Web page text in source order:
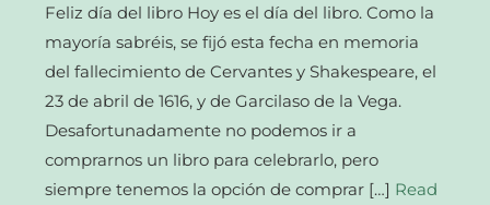
Feliz día del libro Hoy es el día del libro. Como la
mayoría sabréis, se fijó esta fecha en memoria
del fallecimiento de Cervantes y Shakespeare, el
23 de abril de 1616, y de Garcilaso de la Vega.
Desafortunadamente no podemos ir a
comprarnos un libro para celebrarlo, pero
siempre tenemos la opción de comprar […] Read